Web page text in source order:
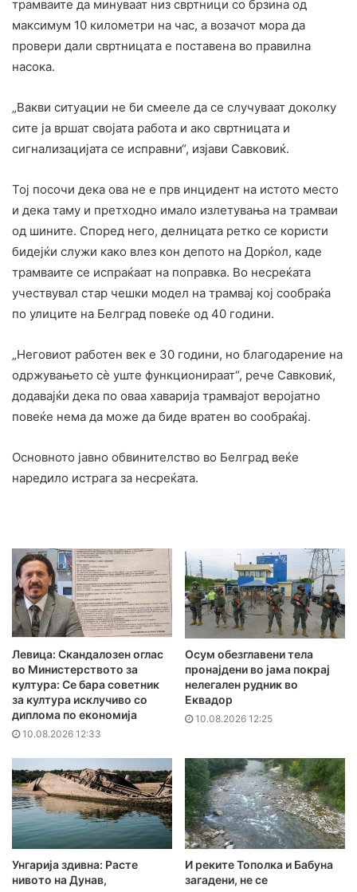
трамваите да минуваат низ свртници со брзина од
максимум 10 километри на час, а возачот мора да
провери дали свртницата е поставена во правилна
насока.
„Вакви ситуации не би смееле да се случуваат доколку
сите ја вршат својата работа и ако свртницата и
сигнализацијата се исправни“, изјави Савковиќ.
Тој посочи дека ова не е прв инцидент на истото место
и дека таму и претходно имало излетувања на трамваи
од шините. Според него, делницата ретко се користи
бидејќи служи како влез кон депото на Дорќол, каде
трамваите се испраќаат на поправка. Во несреќата
учествувал стар чешки модел на трамвај кој сообраќа
по улиците на Белград повеќе од 40 години.
„Неговиот работен век е 30 години, но благодарение на
одржувањето сè уште функционираат“, рече Савковиќ,
додавајќи дека по оваа хаварија трамвајот веројатно
повеќе нема да може да биде вратен во сообраќај.
Основното јавно обвинителство во Белград веќе
наредило истрага за несреќата.
Левица: Скандалозен оглас
во Министерството за
култура: Се бара советник
за култура исклучиво со
диплома по економија
10.08.2026 12:33
Осум обезглавени тела
пронајдени во јама покрај
нелегален рудник во
Еквадор
10.08.2026 12:25
Унгарија здивна: Расте
нивото на Дунав,
И реките Тополка и Бабуна
загадени, не се